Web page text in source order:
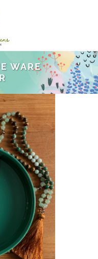
WARE